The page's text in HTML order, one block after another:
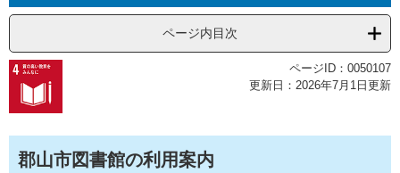
ページ内目次
ページID：0050107
更新日：2026年7月1日更新
郡山市図書館の利用案内